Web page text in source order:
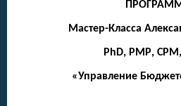
Мастер-Класса
PhD, PMP, CPM,
«Управление